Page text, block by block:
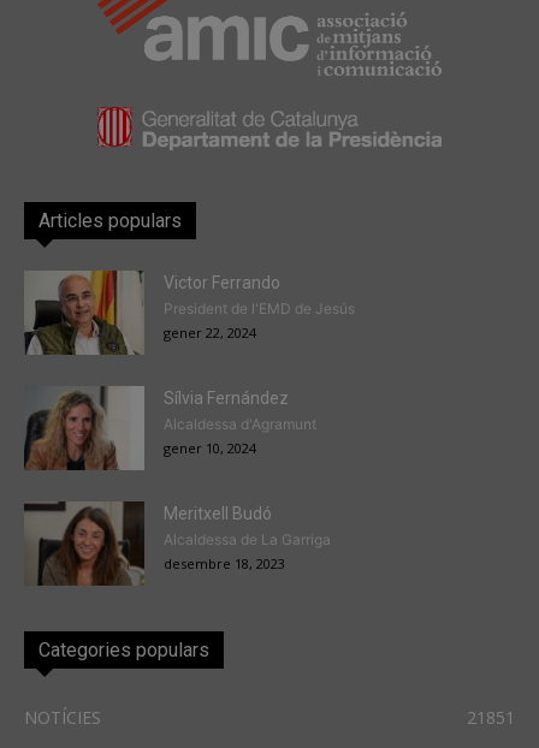
Articles populars
Victor Ferrando
President de l'EMD de Jesús
gener 22, 2024
Sílvia Fernández
Alcaldessa d'Agramunt
gener 10, 2024
Meritxell Budó
Alcaldessa de La Garriga
desembre 18, 2023
Categories populars
NOTÍCIES
21851